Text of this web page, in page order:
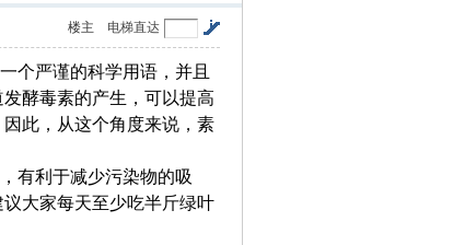
电梯直达
楼主
个严谨的科学用语，并且
酵毒素的产生，可以提高
此，从这个角度来说，素
有利于减少污染物的吸
大家每天至少吃半斤绿叶